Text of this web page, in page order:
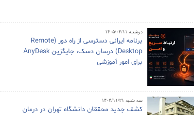
دوشنبه ۱۴۰۵/۰۳/۱۱
برنامه ایرانی دسترسی از راه دور (Remote
Desktop) درسان دسک، جایگزین AnyDesk
برای امور آموزشی
سه شنبه ۱۴۰۴/۱۱/۲۱
کشف جدید محققان دانشگاه تهران در درمان